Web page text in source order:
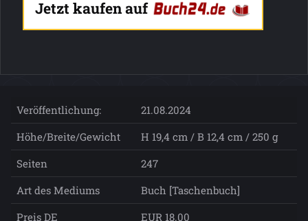
Jetzt kaufen auf
Veröffentlichung:
21.08.2024
Höhe/Breite/Gewicht
H 19,4 cm / B 12,4 cm / 250 g
Seiten
247
Art des Mediums
Buch [Taschenbuch]
Preis DE
EUR 18.00